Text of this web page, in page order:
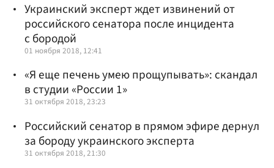
Украинский эксперт ждет извинений от
российского сенатора после инцидента
с бородой
01 ноября 2018, 12:41
«Я еще печень умею прощупывать»: скандал
в студии «России 1»
31 октября 2018, 23:23
Российский сенатор в прямом эфире дернул
за бороду украинского эксперта
31 октября 2018, 21:30